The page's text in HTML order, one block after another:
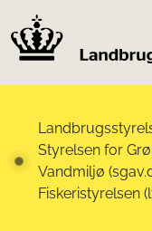
Styrelsen for
Vandmiljø
Fiskeristyrelsen